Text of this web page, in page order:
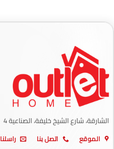
الشارقة، شارع الشيخ خليفة، الصناعية 4
الموقع اتصل بنا راسلنا